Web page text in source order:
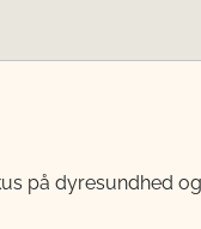
på dyresundhed